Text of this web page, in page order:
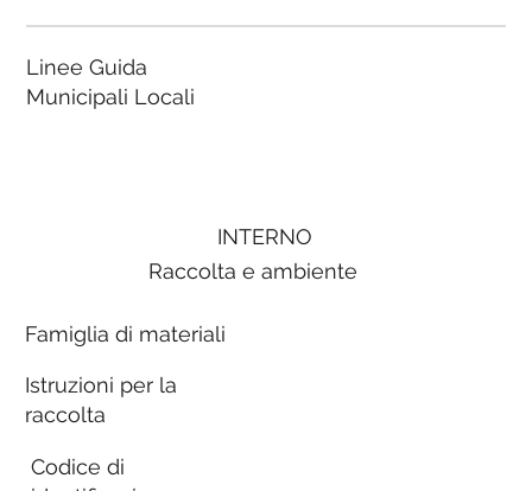
Linee Guida
Municipali Locali
INTERNO
Raccolta e ambiente
Famiglia di materiali
Istruzioni per la
raccolta
Codice di